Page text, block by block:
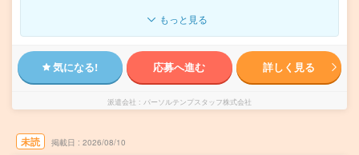
もっと見る
気になる! 応募へ進む 詳しく見る
派遣会社 パーソルテンプスタッフ株式会社
未読 掲載日 2026/08/10